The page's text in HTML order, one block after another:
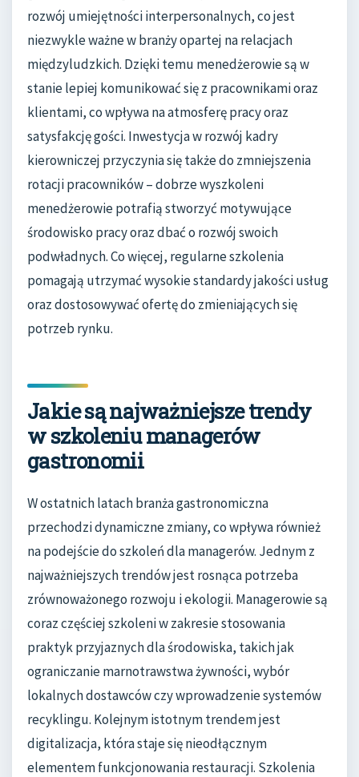
rozwój umiejętności interpersonalnych, co jest
niezwykle ważne w branży opartej na relacjach
międzyludzkich. Dzięki temu menedżerowie są w
stanie lepiej komunikować się z pracownikami oraz
klientami, co wpływa na atmosferę pracy oraz
satysfakcję gości. Inwestycja w rozwój kadry
kierowniczej przyczynia się także do zmniejszenia
rotacji pracowników – dobrze wyszkoleni
menedżerowie potrafią stworzyć motywujące
środowisko pracy oraz dbać o rozwój swoich
podwładnych. Co więcej, regularne szkolenia
pomagają utrzymać wysokie standardy jakości usług
oraz dostosowywać ofertę do zmieniających się
potrzeb rynku.
Jakie są najważniejsze trendy
w szkoleniu managerów
gastronomii
W ostatnich latach branża gastronomiczna
przechodzi dynamiczne zmiany, co wpływa również
na podejście do szkoleń dla managerów. Jednym z
najważniejszych trendów jest rosnąca potrzeba
zrównoważonego rozwoju i ekologii. Managerowie są
coraz częściej szkoleni w zakresie stosowania
praktyk przyjaznych dla środowiska, takich jak
ograniczanie marnotrawstwa żywności, wybór
lokalnych dostawców czy wprowadzenie systemów
recyklingu. Kolejnym istotnym trendem jest
digitalizacja, która staje się nieodłącznym
elementem funkcjonowania restauracji. Szkolenia